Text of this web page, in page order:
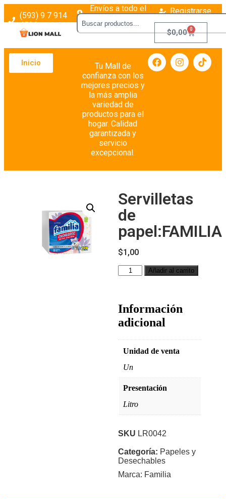
(593) 9 7 914
4526
Envíos a todo el
Registrarse
Login
$0,00 0
Inicio
Tu Mall de
confianza con los
mejores precios y
la más amplia
variedad de
productos para el
hogar. Calidad
garantizada y
servicio
excepcional.
Servilletas
de
papel:FAMILIA
$1,00
Añadir al carrito
Información
adicional
Unidad de venta
Un
Presentación
Litro
SKU LR0042
Categoría: Papeles y
Desechables
Marca: Familia